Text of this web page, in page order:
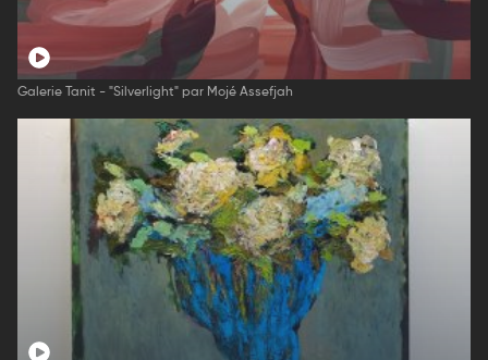
Galerie Tanit - "Silverlight" par Mojé Assefjah